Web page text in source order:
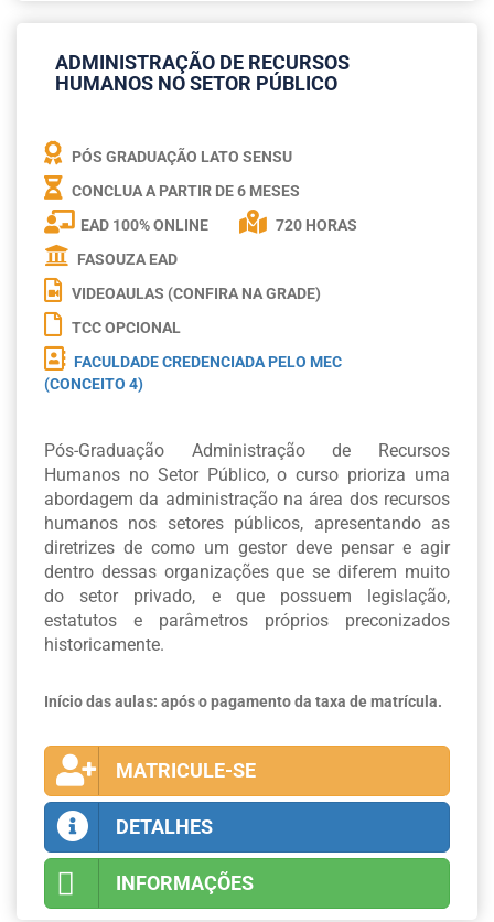
ADMINISTRAÇÃO DE RECURSOS
HUMANOS NO SETOR PÚBLICO
PÓS GRADUAÇÃO LATO SENSU
CONCLUA A PARTIR DE6 MESES
EAD 100% ONLINE
720 HORAS
FASOUZA EAD
VIDEOAULAS (CONFIRA NA GRADE)
TCC OPCIONAL
FACULDADE CREDENCIADA PELO MEC
(CONCEITO 4)
Pós-Graduação Administração de Recursos
Humanos no Setor Público, o curso prioriza uma
abordagem da administração na área dos recursos
humanos nos setores públicos, apresentando as
diretrizes de como um gestor deve pensar e agir
dentro dessas organizações que se diferem muito
do setor privado, e que possuem legislação,
estatutos e parâmetros próprios preconizados
historicamente.
Início das aulas: após o pagamento da taxa de matrícula.
MATRICULE-SE
DETALHES
INFORMAÇÕES